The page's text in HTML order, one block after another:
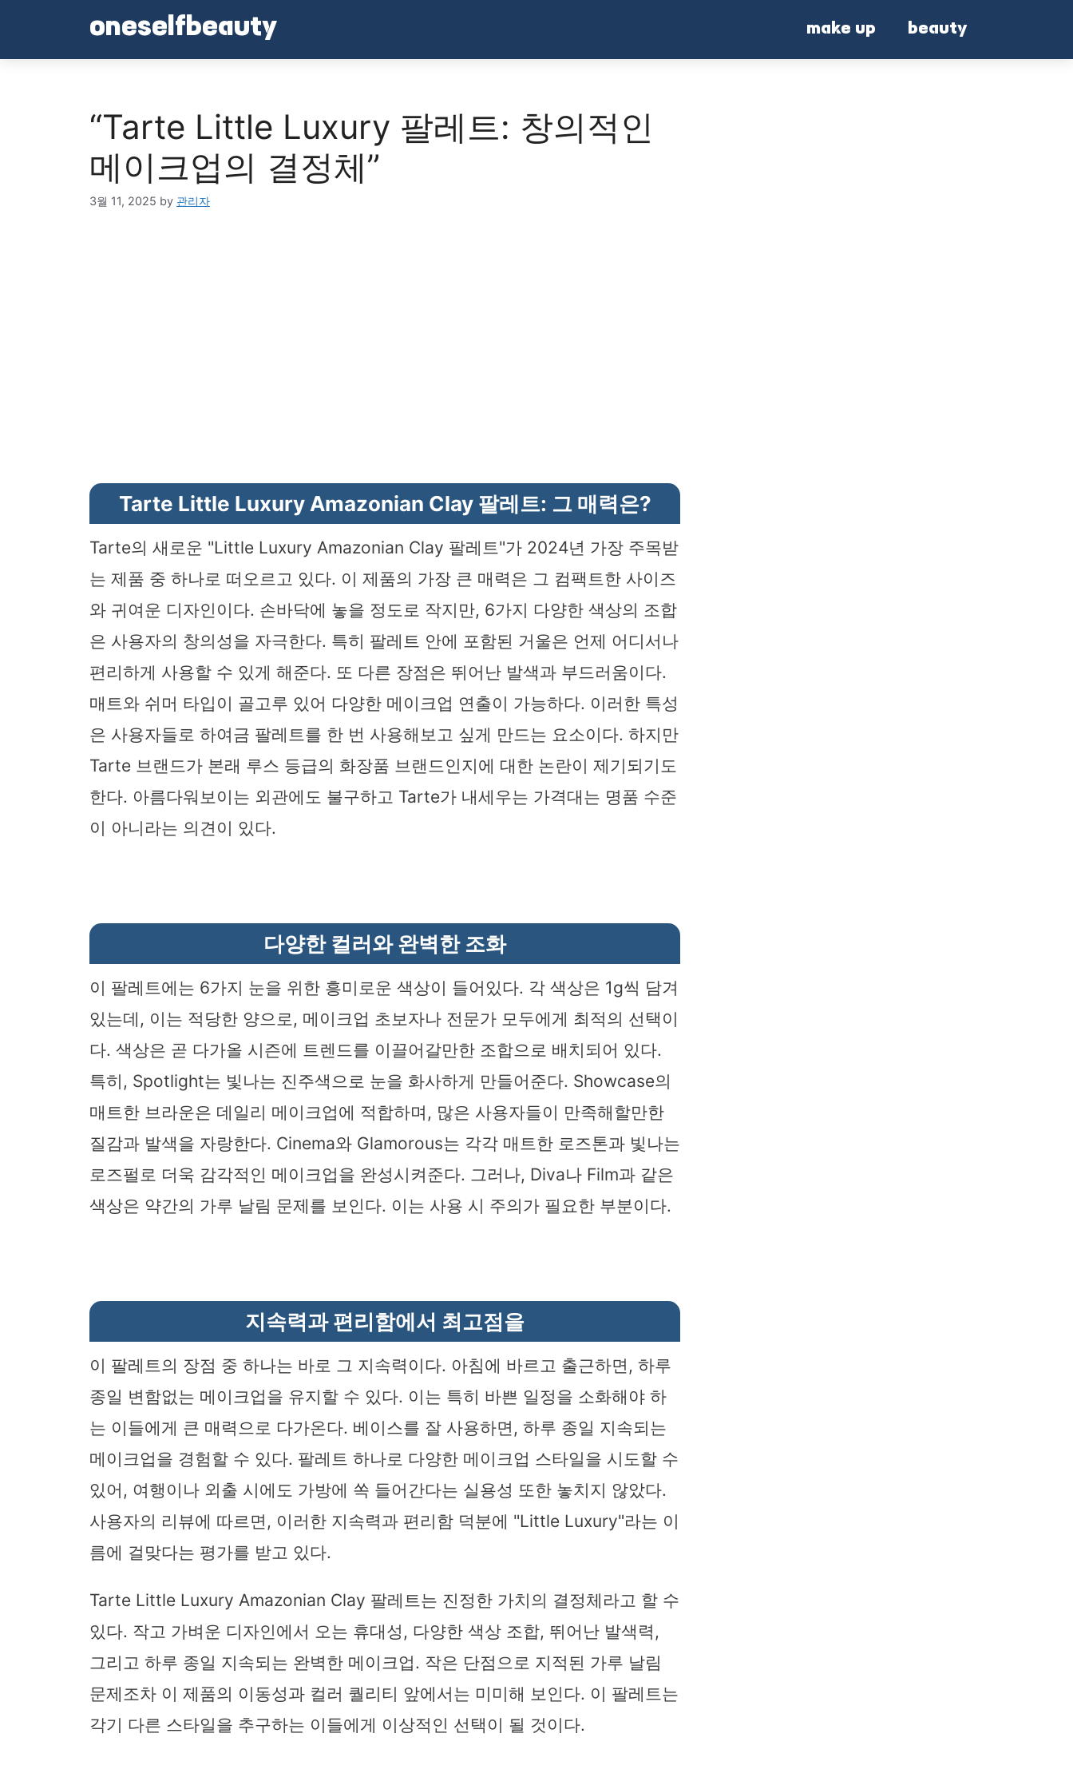
oneselfbeauty make up beauty
“Tarte Little Luxury 팔레트: 창의적인
메이크업의 결정체”
3월 11, 2025 by 관리자
Tarte Little Luxury Amazonian Clay 팔레트: 그 매력은?
Tarte의 새로운 "Little Luxury Amazonian Clay 팔레트"가 2024년 가장 주목받
는 제품 중 하나로 떠오르고 있다. 이 제품의 가장 큰 매력은 그 컴팩트한 사이즈
와 귀여운 디자인이다. 손바닥에 놓을 정도로 작지만, 6가지 다양한 색상의 조합
은 사용자의 창의성을 자극한다. 특히 팔레트 안에 포함된 거울은 언제 어디서나
편리하게 사용할 수 있게 해준다. 또 다른 장점은 뛰어난 발색과 부드러움이다.
매트와 쉬머 타입이 골고루 있어 다양한 메이크업 연출이 가능하다. 이러한 특성
은 사용자들로 하여금 팔레트를 한 번 사용해보고 싶게 만드는 요소이다. 하지만
Tarte 브랜드가 본래 루스 등급의 화장품 브랜드인지에 대한 논란이 제기되기도
한다. 아름다워보이는 외관에도 불구하고 Tarte가 내세우는 가격대는 명품 수준
이 아니라는 의견이 있다.
다양한 컬러와 완벽한 조화
이 팔레트에는 6가지 눈을 위한 흥미로운 색상이 들어있다. 각 색상은 1g씩 담겨
있는데, 이는 적당한 양으로, 메이크업 초보자나 전문가 모두에게 최적의 선택이
다. 색상은 곧 다가올 시즌에 트렌드를 이끌어갈만한 조합으로 배치되어 있다.
특히, Spotlight는 빛나는 진주색으로 눈을 화사하게 만들어준다. Showcase의
매트한 브라운은 데일리 메이크업에 적합하며, 많은 사용자들이 만족해할만한
질감과 발색을 자랑한다. Cinema와 Glamorous는 각각 매트한 로즈톤과 빛나는
로즈펄로 더욱 감각적인 메이크업을 완성시켜준다. 그러나, Diva나 Film과 같은
색상은 약간의 가루 날림 문제를 보인다. 이는 사용 시 주의가 필요한 부분이다.
지속력과 편리함에서 최고점을
이 팔레트의 장점 중 하나는 바로 그 지속력이다. 아침에 바르고 출근하면, 하루
종일 변함없는 메이크업을 유지할 수 있다. 이는 특히 바쁜 일정을 소화해야 하
는 이들에게 큰 매력으로 다가온다. 베이스를 잘 사용하면, 하루 종일 지속되는
메이크업을 경험할 수 있다. 팔레트 하나로 다양한 메이크업 스타일을 시도할 수
있어, 여행이나 외출 시에도 가방에 쏙 들어간다는 실용성 또한 놓치지 않았다.
사용자의 리뷰에 따르면, 이러한 지속력과 편리함 덕분에 "Little Luxury"라는 이
름에 걸맞다는 평가를 받고 있다.
Tarte Little Luxury Amazonian Clay 팔레트는 진정한 가치의 결정체라고 할 수
있다. 작고 가벼운 디자인에서 오는 휴대성, 다양한 색상 조합, 뛰어난 발색력,
그리고 하루 종일 지속되는 완벽한 메이크업. 작은 단점으로 지적된 가루 날림
문제조차 이 제품의 이동성과 컬러 퀄리티 앞에서는 미미해 보인다. 이 팔레트는
각기 다른 스타일을 추구하는 이들에게 이상적인 선택이 될 것이다.